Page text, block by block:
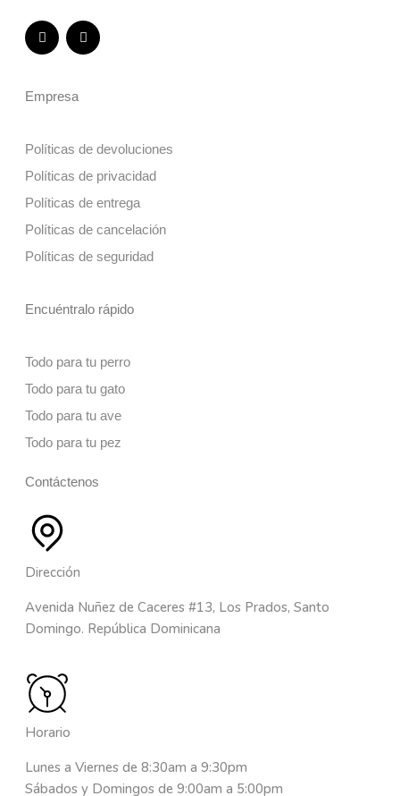
Empresa
Políticas de devoluciones
Políticas de privacidad
Políticas de entrega
Políticas de cancelación
Políticas de seguridad
Encuéntralo rápido
Todo para tu perro
Todo para tu gato
Todo para tu ave
Todo para tu pez
Contáctenos
Dirección
Avenida Nuñez de Caceres #13, Los Prados, Santo
Domingo. República Dominicana
Horario
Lunes a Viernes de 8:30am a 9:30pm
Sábados y Domingos de 9:00am a 5:00pm